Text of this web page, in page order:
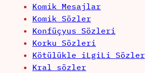
Komik Mesajlar
Komik Sözler
Konfüçyus Sözleri
Korku Sözleri
Kötülükle iLgiLi Sözler
Kral sözler